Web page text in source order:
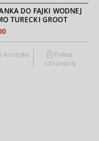
DO FAJKI WODNEJ
TURECKI GROOT
koszyka
Pokaż
szczegóły